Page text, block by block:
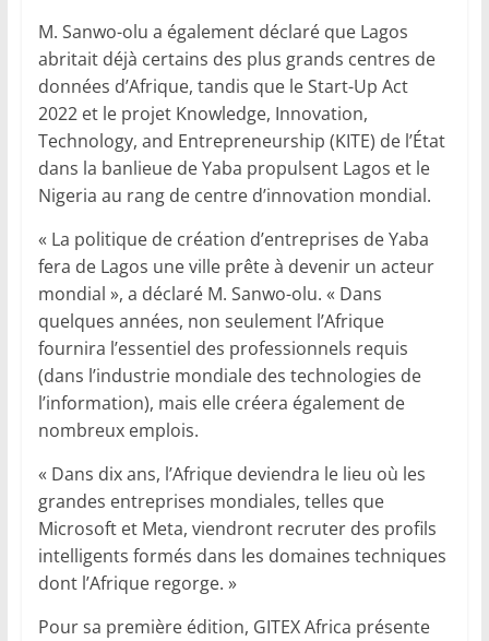
M. Sanwo-olu a également déclaré que Lagos
abritait déjà certains des plus grands centres de
données d’Afrique, tandis que le Start-Up Act
2022 et le projet Knowledge, Innovation,
Technology, and Entrepreneurship (KITE) de l’État
dans la banlieue de Yaba propulsent Lagos et le
Nigeria au rang de centre d’innovation mondial.
« La politique de création d’entreprises de Yaba
fera de Lagos une ville prête à devenir un acteur
mondial », a déclaré M. Sanwo-olu. « Dans
quelques années, non seulement l’Afrique
fournira l’essentiel des professionnels requis
(dans l’industrie mondiale des technologies de
l’information), mais elle créera également de
nombreux emplois.
« Dans dix ans, l’Afrique deviendra le lieu où les
grandes entreprises mondiales, telles que
Microsoft et Meta, viendront recruter des profils
intelligents formés dans les domaines techniques
dont l’Afrique regorge. »
Pour sa première édition, GITEX Africa présente